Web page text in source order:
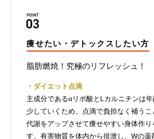
痩せたい・デトックスしたい方
脂肪燃焼！究極のリフレッシュ！
・ダイエット点滴
主成分であるαリポ酸とLカルニチンは
少していくため、点滴で負担なく補うこ
代謝をアップさせて痩せやすい身体作り
す。有害物質を体内から排泄し、Wの薬